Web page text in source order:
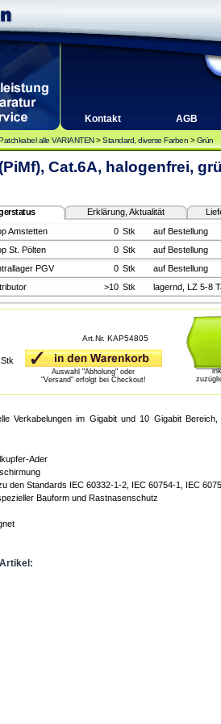
Kontakt AGB
alle VARIANTEN>Standard, diverse Farben >Grün
Cat.6A, halogenfrei,
Erklärung, Aktualität
Amstetten
0 Stk
auf Bestellung
St. Pölten
0 Stk
auf Bestellung
PGV
0 Stk
auf Bestellung
>10 Stk lagernd, LZ 5-8
Art.Nr. KAP54805
Stk
Auswahl "Abholung" oder
"Versand" erfolgt bei Checkout!
Verkabelungen im Gigabit und 10 Gigabit
Ader
den Standards IEC 60332-1-2, IEC 60754-1, IEC
Bauform und Rastnasenschutz